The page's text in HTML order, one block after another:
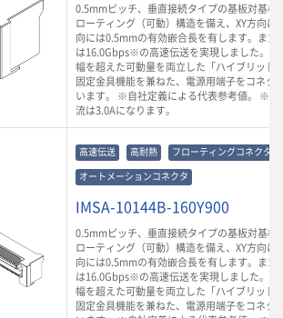
0.5mmピッチ、垂直接続タイプの基板対基板
ローティング（可動）構造を備え、XY方向に
向には0.5mmの有効嵌合長を有します。また
は16.0Gbps※の高速伝送を実現しました。高
幅を超えた可動量を両立した「ハイブリッド
固定金具機能を兼ねた、電源用端子をコネク
います。 ※自社定義による代表参考値。 ※
流は3.0Aになります。
高速伝送 高耐熱 フローティングコネクタ
オートメーションコネクタ
IMSA-10144B-160Y900
0.5mmピッチ、垂直接続タイプの基板対基板
ローティング（可動）構造を備え、XY方向に
向には0.5mmの有効嵌合長を有します。また
は16.0Gbps※の高速伝送を実現しました。高
幅を超えた可動量を両立した「ハイブリッド
固定金具機能を兼ねた、電源用端子をコネク